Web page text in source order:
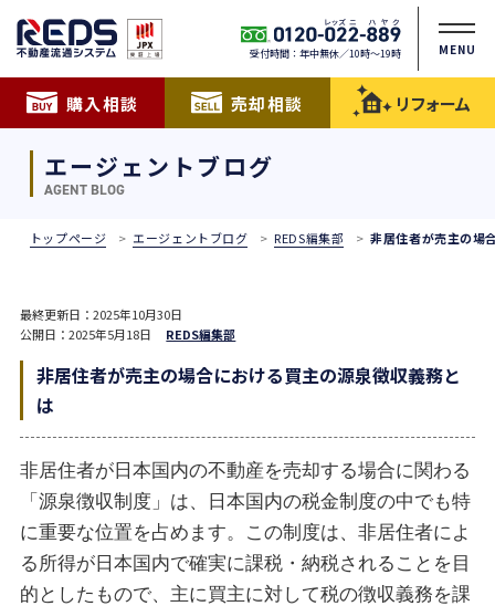
受付時間：年中無休／10時〜19時 MENU
購入相談 売却相談 リフォーム
エージェントブログ
AGENT BLOG
トップページ エージェントブログ REDS編集部 非居住者が売主の場
最終更新日：2025年10月30日
公開日：2025年5月18日 REDS編集部
非居住者が売主の場合における買主の源泉徴収義務と
は
非居住者が日本国内の不動産を売却する場合に関わる
「源泉徴収制度」は、日本国内の税金制度の中でも特
に重要な位置を占めます。この制度は、非居住者によ
る所得が日本国内で確実に課税・納税されることを目
的としたもので、主に買主に対して税の徴収義務を課